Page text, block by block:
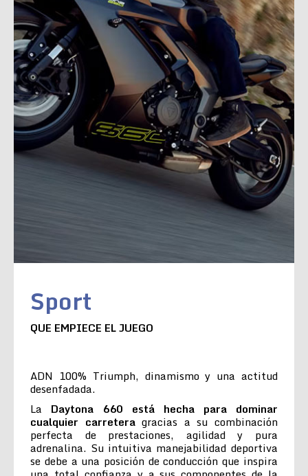
Sport
QUE EMPIECE EL JUEGO
ADN 100% Triumph, dinamismo y una actitud
desenfadada.
La Daytona 660 está hecha para dominar
cualquier carreteragracias a su combinación
perfecta de prestaciones, agilidad y pura
adrenalina. Su intuitiva manejabilidad deportiva
se debe a una posición de conducción que inspira